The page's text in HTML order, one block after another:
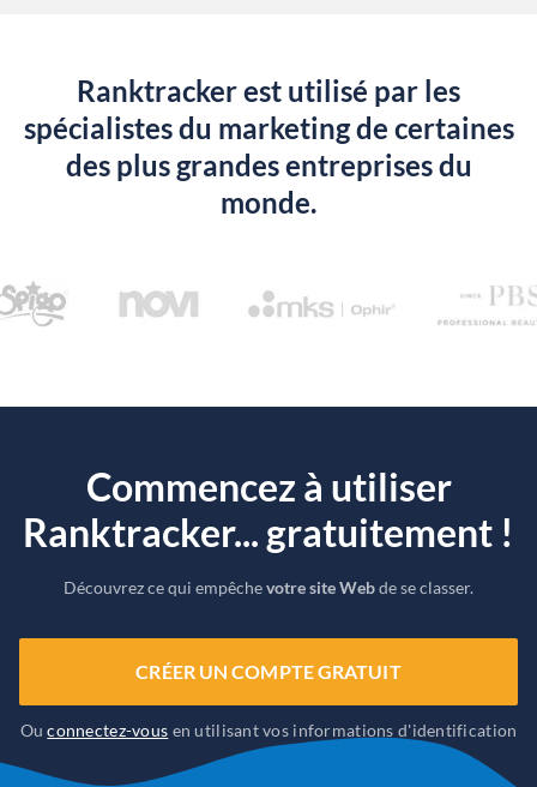
Ranktracker est utilisé par les
spécialistes du marketing de certaines
des plus grandes entreprises du
monde.
Commencez à utiliser
Ranktracker... gratuitement !
Découvrez ce qui empêchevotre site Webde se classer.
CRÉER UN COMPTE GRATUIT
Ouconnectez-vous en utilisant vos informations d'identification